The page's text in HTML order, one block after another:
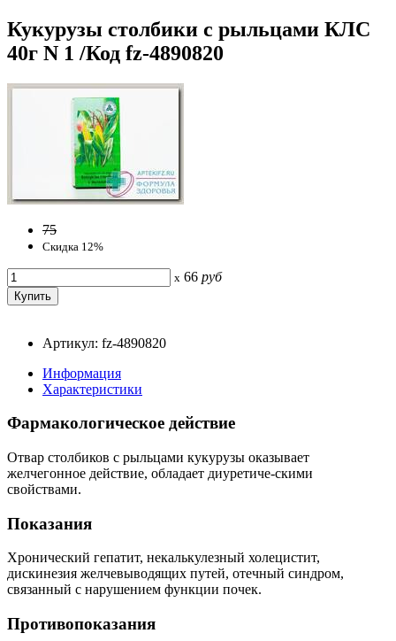
Кукурузы столбики с рыльцами КЛС
40г N 1 /Код fz-4890820
75
Скидка 12%
x 66 руб
Артикул: fz-4890820
Информация
Характеристики
Фармакологическое действие
Отвар столбиков с рыльцами кукурузы оказывает
желчегонное действие, обладает диуретиче-скими
свойствами.
Показания
Хронический гепатит, некалькулезный холецистит,
дискинезия желчевыводящих путей, отечный синдром,
связанный с нарушением функции почек.
Противопоказания